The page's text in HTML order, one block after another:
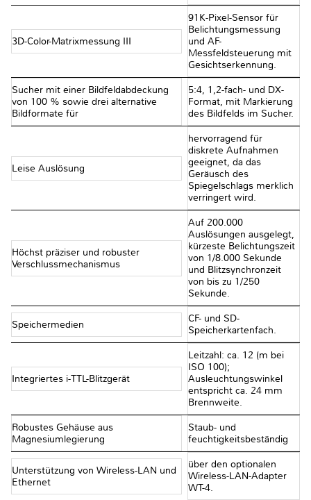
3D-Color-Matrixmessung III
91K-Pixel-Sensor für
Belichtungsmessung
und AF-
Messfeldsteuerung mit
Gesichtserkennung.
Sucher mit einer Bildfeldabdeckung
von 100 % sowie drei alternative
Bildformate für
5:4, 1,2-fach- und DX-
Format, mit Markierung
des Bildfelds im Sucher.
Leise Auslösung
hervorragend für
diskrete Aufnahmen
geeignet, da das
Geräusch des
Spiegelschlags merklich
verringert wird.
Höchst präziser und robuster
Verschlussmechanismus
Auf 200.000
Auslösungen ausgelegt,
kürzeste Belichtungszeit
von 1/8.000 Sekunde
und Blitzsynchronzeit
von bis zu 1/250
Sekunde.
Speichermedien
CF- und SD-
Speicherkartenfach.
Integriertes i-TTL-Blitzgerät
Leitzahl: ca. 12 (m bei
ISO 100);
Ausleuchtungswinkel
entspricht ca. 24 mm
Brennweite.
Robustes Gehäuse aus
Magnesiumlegierung
Staub- und
feuchtigkeitsbeständig
Unterstützung von Wireless-LAN und
Ethernet
über den optionalen
Wireless-LAN-Adapter
WT-4.